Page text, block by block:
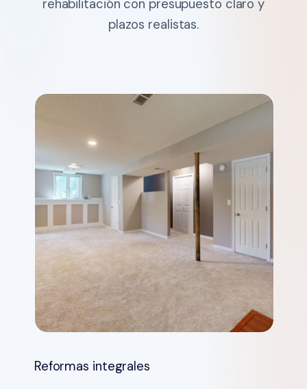
rehabilitación con presupuesto claro y
plazos realistas.
Reformas integrales